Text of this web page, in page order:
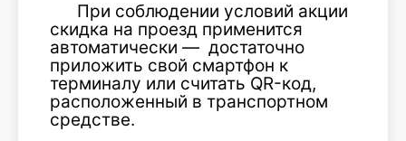
При соблюдении условий акции
скидка на проезд применится
автоматически — достаточно
приложить свой смартфон к
терминалу или считать QR-код,
расположенный в транспортном
средстве.